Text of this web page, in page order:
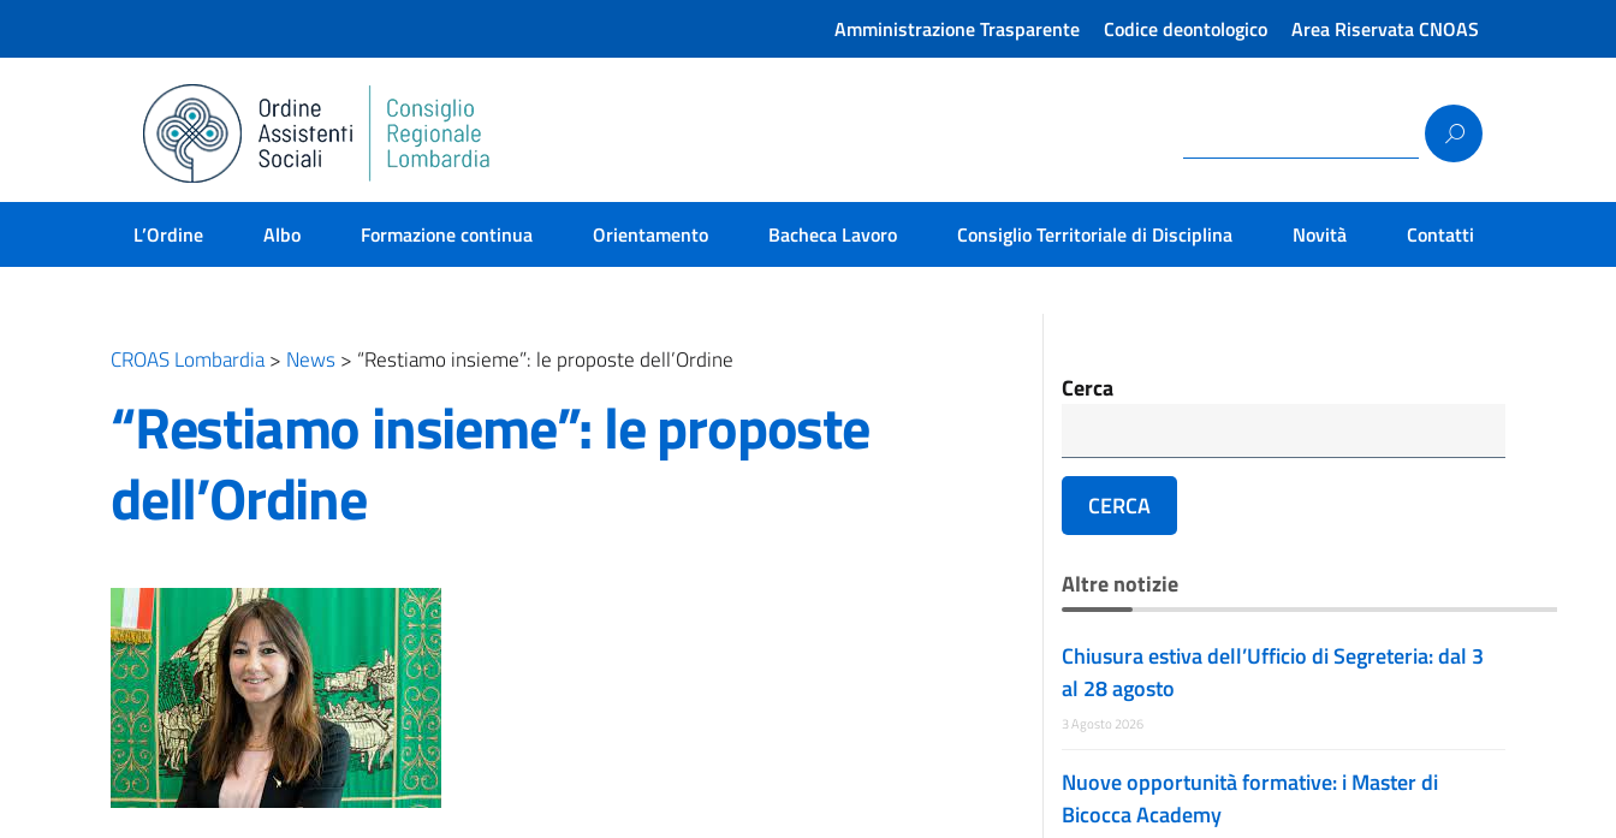
Amministrazione Trasparente Codice deontologico Area Riservata CNOAS
L’Ordine Albo Formazione continua Orientamento Bacheca Lavoro Consiglio Territoriale di Disciplina Novità Contatti
CROAS Lombardia> News > “Restiamo insieme”: le proposte dell’Ordine
“Restiamo insieme”: le proposte
dell’Ordine
Cerca
CERCA
Altre notizie
Chiusura estiva dell’Ufficio di Segreteria: dal 3
al 28 agosto
3 Agosto 2026
Nuove opportunità formative: i Master di
Bicocca Academy